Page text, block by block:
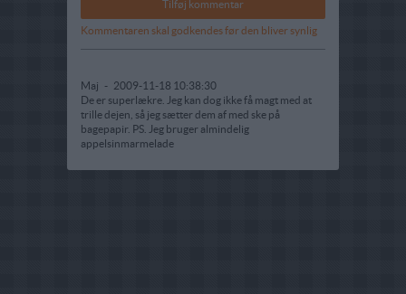
Kommentaren skal godkendes før den bliver synlig
Maj - 2009-11-18 10:38:30
De er superlækre. Jeg kan dog ikke få magt med at
trille dejen, så jeg sætter dem af med ske på
bagepapir. PS. Jeg bruger almindelig
appelsinmarmelade